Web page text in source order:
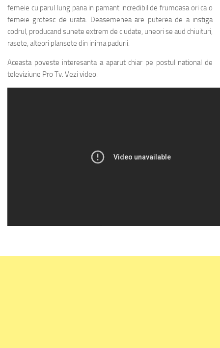
femeie cu parul lung pana in pamant incredibil de frumoasa ori ca o
femeie grotesc de urata. Deasemenea are puterea de a instiga
codrul, producand sunete extrem de ciudate, uneori se aud chiuituri,
rasete, alteori plansete din inima padurii.
Aceasta poveste interesanta a aparut chiar pe postul national de
televiziune Pro Tv. Vezi video: